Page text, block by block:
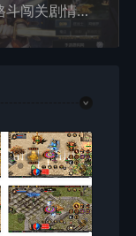
全新版本《阿拉德之怒启程》：3D横版格斗闯关剧情任务手游，支持安卓和苹果IOS双端，附带打包Linux服务端